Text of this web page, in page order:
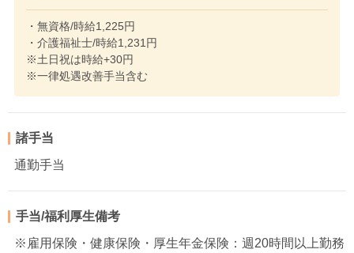
・無資格/時給1,225円
・介護福祉士/時給1,231円
※土日祝は時給+30円
※一律処遇改善手当含む
諸手当
通勤手当
手当/福利厚生備考
※雇用保険・健康保険・厚生年金保険：週20時間以上勤務